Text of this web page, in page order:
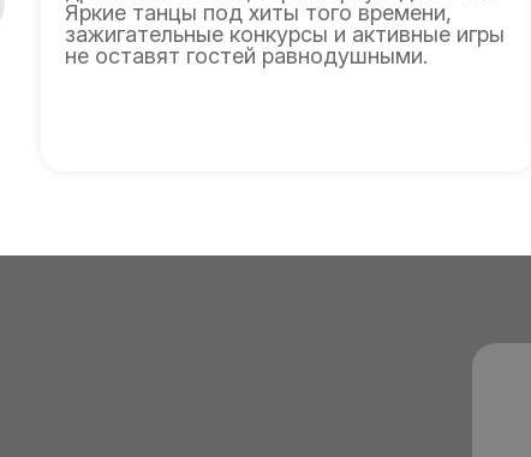
Яркие танцы под хиты того времени,
зажигательные конкурсы и активные игры
не оставят гостей равнодушными.